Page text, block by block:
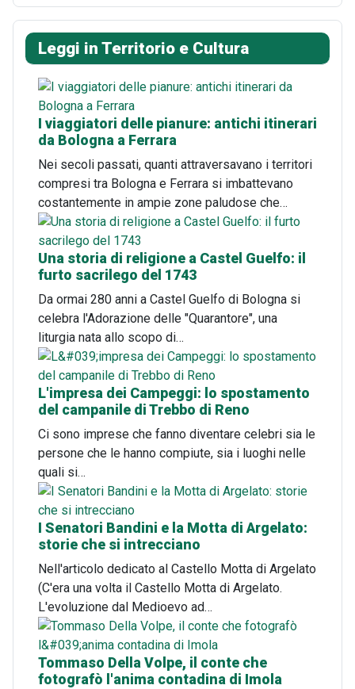
Leggi in Territorio e Cultura
I viaggiatori delle pianure: antichi itinerari
da Bologna a Ferrara
Nei secoli passati, quanti attraversavano i territori
compresi tra Bologna e Ferrara si imbattevano
costantemente in ampie zone paludose che…
Una storia di religione a Castel Guelfo: il
furto sacrilego del 1743
Da ormai 280 anni a Castel Guelfo di Bologna si
celebra l'Adorazione delle "Quarantore", una
liturgia nata allo scopo di…
L'impresa dei Campeggi: lo spostamento
del campanile di Trebbo di Reno
Ci sono imprese che fanno diventare celebri sia le
persone che le hanno compiute, sia i luoghi nelle
quali si…
I Senatori Bandini e la Motta di Argelato:
storie che si intrecciano
Nell'articolo dedicato al Castello Motta di Argelato
(C'era una volta il Castello Motta di Argelato.
L'evoluzione dal Medioevo ad…
Tommaso Della Volpe, il conte che
fotografò l'anima contadina di Imola